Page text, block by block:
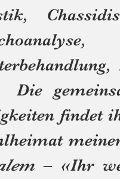
findet
– «Ihr